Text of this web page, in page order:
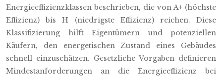
Energieeffizienzklassen beschrieben, die von A+ (höchste
Effizienz) bis H (niedrigste Effizienz) reichen. Diese
Klassifizierung hilft Eigentümern und potenziellen
Käufern, den energetischen Zustand eines Gebäudes
schnell einzuschätzen. Gesetzliche Vorgaben definieren
Mindestanforderungen an die Energieeffizienz bei